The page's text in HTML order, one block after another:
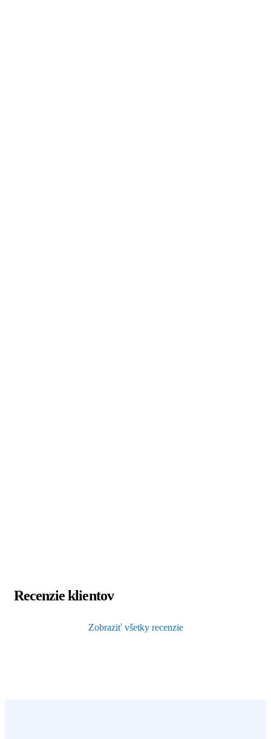
Recenzie klientov
Zobraziť všetky recenzie